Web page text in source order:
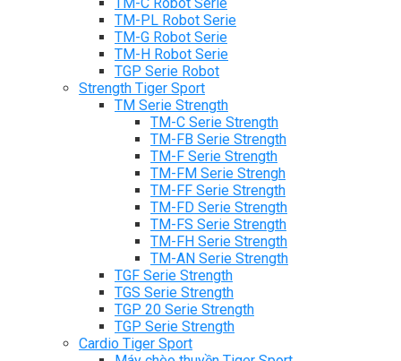
TM-C Robot Serie
TM-PL Robot Serie
TM-G Robot Serie
TM-H Robot Serie
TGP Serie Robot
Strength Tiger Sport
TM Serie Strength
TM-C Serie Strength
TM-FB Serie Strength
TM-F Serie Strength
TM-FM Serie Strengh
TM-FF Serie Strength
TM-FD Serie Strength
TM-FS Serie Strength
TM-FH Serie Strength
TM-AN Serie Strength
TGF Serie Strength
TGS Serie Strength
TGP 20 Serie Strength
TGP Serie Strength
Cardio Tiger Sport